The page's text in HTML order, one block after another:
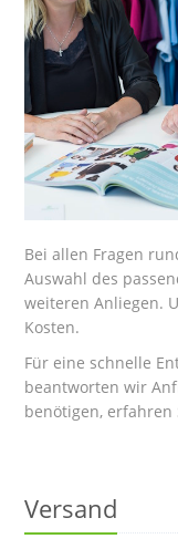
Bei allen Fragen
Auswahl des
weiteren Anliegen.
Kosten.
Für eine schnelle
beantworten wir
benötigen,
Versand